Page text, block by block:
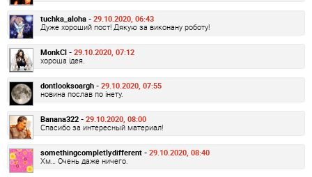
tuchka_aloha - 29.10.2020, 06:43
Дуже хороший пост! Дякую за виконану роботу!
MonkCl - 29.10.2020, 07:12
хороша ідея.
dontlooksoargh - 29.10.2020, 07:55
новина послав по інету.
Banana322 - 29.10.2020, 08:00
Спасибо за интересный материал!
somethingcompletlydifferent - 29.10.2020, 08:40
Хм… Очень даже ничего.